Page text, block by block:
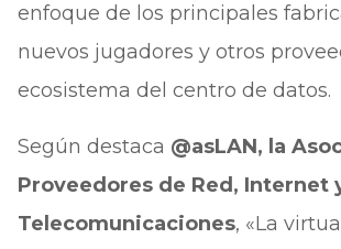
enfoque de los principales
nuevos jugadores y otros
ecosistema del centro de datos.
Según destaca @asLAN, la
Proveedores de Red, Internet
Telecomunicaciones, «La